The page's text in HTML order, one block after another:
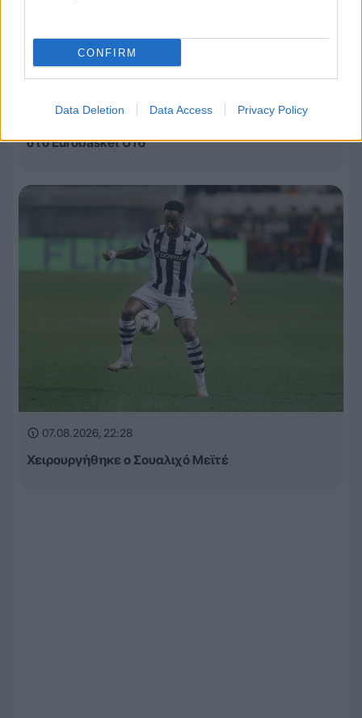
CONFIRM
Data Deletion Data Access Privacy Policy
στο Eurobasket U16
07.08.2026, 22:28
Χειρουργήθηκε ο Σουαλιχό Μεϊτέ